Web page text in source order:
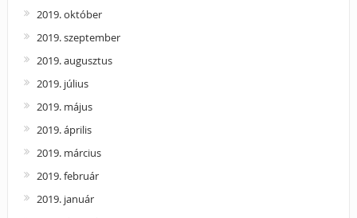
2019. október
2019. szeptember
2019. augusztus
2019. július
2019. május
2019. április
2019. március
2019. február
2019. január